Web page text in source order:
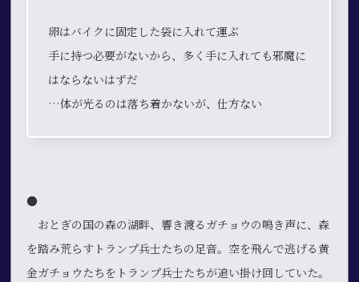
卵はバイクに固定した袋に入れて運ぶ
手に持つ必要がないから、多く手に入れても邪魔に
はならないはずだ
…体が光るのは落ち着かないが、仕方ない
●
おとぎの国の森の湖畔、響き渡るガチョウの鳴き声に、森
を踏み荒らすトランプ兵士たちの足音。空を飛んで逃げる黄
金ガチョウたちをトランプ兵士たちが追い掛け回していた。